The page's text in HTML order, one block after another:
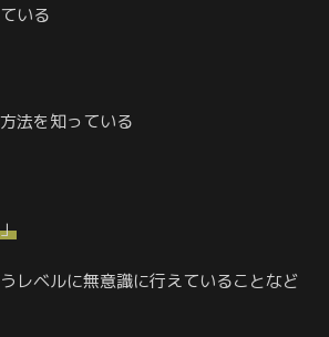
いる
法を知っている
レベルに無意識に行えていることなど